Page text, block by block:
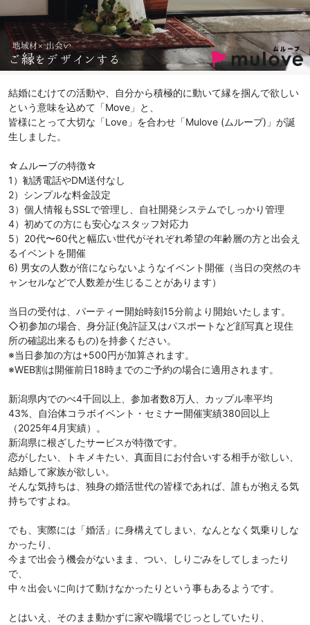
結婚にむけての活動や、自分から積極的に動いて縁を掴んで欲しい
という意味を込めて「Move」と、
皆様にとって大切な「Love」を合わせ「Mulove (ムルーブ)」が誕
生しました。
☆ムルーブの特徴☆
1）勧誘電話やDM送付なし
2）シンプルな料金設定
3）個人情報もSSLで管理し、自社開発システムでしっかり管理
4）初めての方にも安心なスタッフ対応力
5）20代〜60代と幅広い世代がそれぞれ希望の年齢層の方と出会え
るイベントを開催
6) 男女の人数が倍にならないようなイベント開催（当日の突然のキ
ャンセルなどで人数差が生じることがあります）
当日の受付は、パーティー開始時刻15分前より開始いたします。
◇初参加の場合、身分証(免許証又はパスポートなど顔写真と現住
所の確認出来るもの)を持参ください。
※当日参加の方は+500円が加算されます。
※WEB割は開催前日18時までのご予約の場合に適用されます。
新潟県内でのべ4千回以上、参加者数8万人、カップル率平均
43%、自治体コラボイベント・セミナー開催実績380回以上
（2025年4月実績）。
新潟県に根ざしたサービスが特徴です。
恋がしたい、トキメキたい、真面目にお付合いする相手が欲しい、
結婚して家族が欲しい。
そんな気持ちは、独身の婚活世代の皆様であれば、誰もが抱える気
持ちですよね。
でも、実際には「婚活」に身構えてしまい、なんとなく気乗りしな
かったり、
今まで出会う機会がないまま、つい、しりごみをしてしまったり
で、
中々出会いに向けて動けなかったりという事もあるようです。
とはいえ、そのまま動かずに家や職場でじっとしていたり、